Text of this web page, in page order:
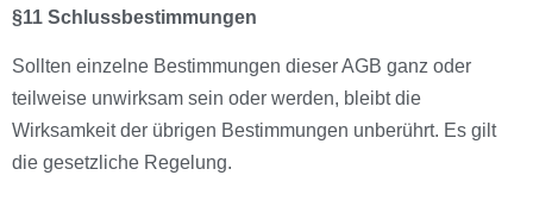
§11 Schlussbestimmungen
Sollten einzelne Bestimmungen dieser AGB ganz oder
teilweise unwirksam sein oder werden, bleibt die
Wirksamkeit der übrigen Bestimmungen unberührt. Es gilt
die gesetzliche Regelung.